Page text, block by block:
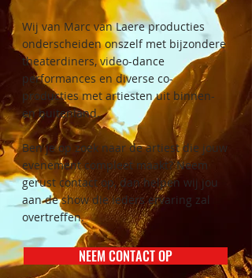
Wij van Marc van Laere producties
onderscheiden onszelf met bijzondere
theaterdiners, video-dance
performances en diverse co-
producties met artiesten uit binnen-
en buitenland.
Ben je op zoek naar de artiest die jouw
evenement compleet maakt? Neem
gerust contact op, dan helpen wij jou
aan de show die ieders ervaring zal
overtreffen.
NEEM CONTACT OP